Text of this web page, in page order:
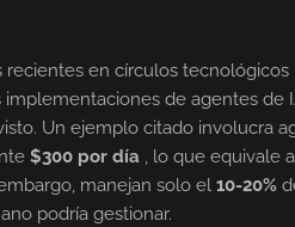
recientes en círculos
implementaciones de agentes de
Un ejemplo citado involucra
$300 por día , lo que equivale
manejan solo el 10-20%
podría gestionar.